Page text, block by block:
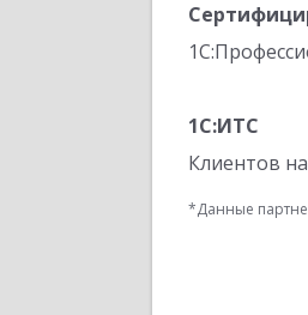
1С:ИТС
Клиентов
*Данные